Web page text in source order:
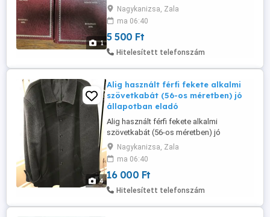
1
állapotban eladó! Ár: 5500 Ft Átvehető
Nagykanizsán, postázni tudom.
Érdeklődni: a 30/427-7142-s telefonon.
Nagykanizsa, Zala
ma 06:40
5 500 Ft
Hitelesített telefonszám
4
Alig használt férfi fekete alkalmi
szövetkabát (56-os méretben) jó
állapotban eladó
Alig használt férfi fekete alkalmi
szövetkabát (56-os méretben) jó
állapotban eladó. Tökéletes választás a
hidegebb időkre, színházba, elegáns
rendezvényekre! Olasz termék és
minőség. Viselése kb. 180-195 cm magas
férfiak részére ajánlott. Ára: 16000 Ft.
Nagykanizsa, Zala
ma 06:40
16 000 Ft
Hitelesített telefonszám